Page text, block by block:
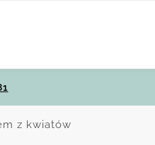
z kwiatów